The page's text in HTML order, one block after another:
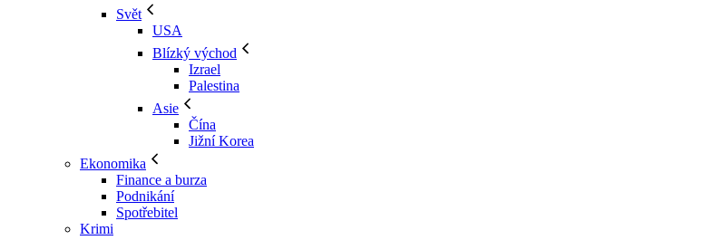
Svět
USA
Blízký východ
Izrael
Palestina
Asie
Čína
Jižní Korea
Ekonomika
Finance a burza
Podnikání
Spotřebitel
Krimi